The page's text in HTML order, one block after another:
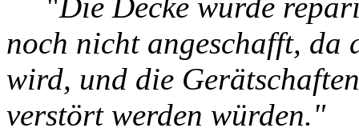
"Die Decke wurde
noch nicht angeschafft, da
wird, und die
verstört werden würden."